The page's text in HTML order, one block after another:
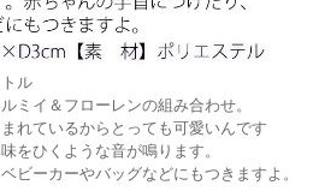
ル
ミイ＆フローレンの組み合わせ。
れているからとっても可愛いんです
をひくような音が鳴ります。
ビーカーやバッグなどにもつきますよ。